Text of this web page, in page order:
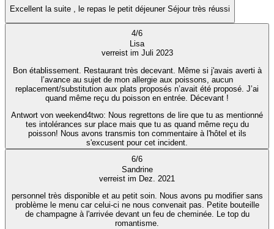
Excellent la suite , le repas le petit déjeuner Séjour très réussi
4/6
Lisa
verreist im Juli 2023
Bon établissement. Restaurant très decevant. Même si j'avais averti à
l’avance au sujet de mon allergie aux poissons, aucun
replacement/substitution aux plats proposés n’avait été proposé. J’ai
quand même reçu du poisson en entrée. Décevant !
Antwort von weekend4two: Nous regrettons de lire que tu as mentionné
tes intolérances sur place mais que tu as quand même reçu du
poisson! Nous avons transmis ton commentaire à l'hôtel et ils
s'excusent pour cet incident.
6/6
Sandrine
verreist im Dez. 2021
personnel très disponible et au petit soin. Nous avons pu modifier sans
problème le menu car celui-ci ne nous convenait pas. Petite bouteille
de champagne à l'arrivée devant un feu de cheminée. Le top du
romantisme.